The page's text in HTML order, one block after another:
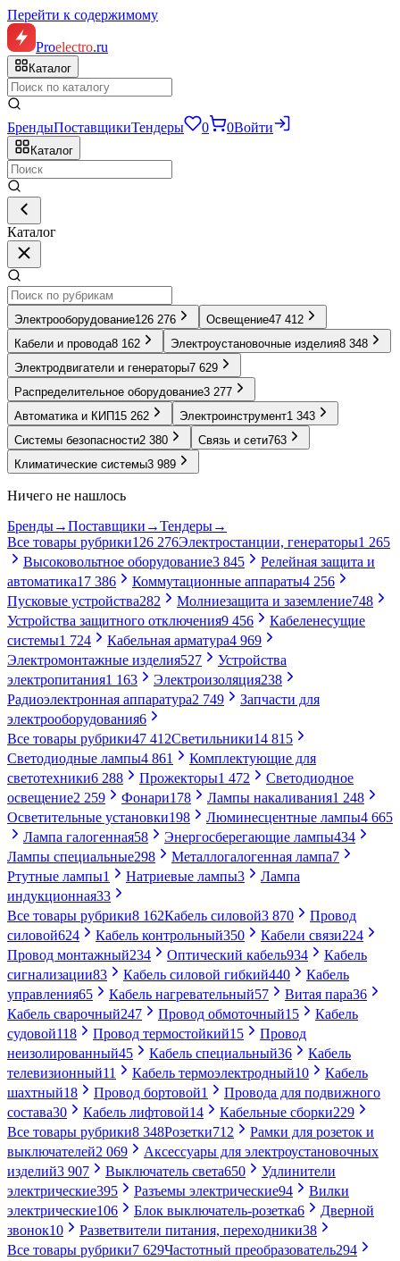
Перейти к содержимому
Proelectro.ru
Каталог
БрендыПоставщикиТендеры 0 0Войти
Каталог
Каталог
Электрооборудование126 276 Освещение47 412
Кабели и провода8 162 Электроустановочные изделия8 348
Электродвигатели и генераторы7 629
Распределительное оборудование3 277
Автоматика и КИП 15 262 Электроинструмент1 343
Системы безопасности2 380 Связь и сети763
Климатические системы3 989
Ничего не нашлось
Бренды→Поставщики →Тендеры→
Все товары рубрики126 276Электростанции, генераторы1 265
Высоковольтное оборудование3 845
Релейная защита и
автоматика17 386 Коммутационные аппараты4 256
Пусковые устройства282 Молниезащита и заземление748
Устройства защитного отключения9 456
Кабеленесущие
системы1 724 Кабельная арматура4 969
Электромонтажные изделия527
Устройства
электропитания1 163 Электроизоляция238
Радиоэлектронная аппаратура2 749
Запчасти для
электрооборудования6
Все товары рубрики47 412Светильники14 815
Светодиодные лампы4 861
Комплектующие для
светотехники6 288 Прожекторы1 472
Светодиодное
освещение2 259 Фонари178 Лампы накаливания1 248
Осветительные установки198 Люминесцентные лампы4 665
Лампа галогенная58 Энергосберегающие лампы434
Лампы специальные298 Металлогалогенная лампа7
Ртутные лампы1 Натриевые лампы3
Лампа
индукционная33
Все товары рубрики8 162Кабель силовой3 870
Провод
силовой624 Кабель контрольный350 Кабели связи224
Провод монтажный234 Оптический кабель934
Кабель
сигнализации83 Кабель силовой гибкий440
Кабель
управления65 Кабель нагревательный57 Витая пара36
Кабель сварочный247 Провод обмоточный15
Кабель
судовой118 Провод термостойкий15
Провод
неизолированный45 Кабель специальный36
Кабель
телевизионный11 Кабель термоэлектродный10
Кабель
шахтный18 Провод бортовой1
Провода для подвижного
состава30 Кабель лифтовой14 Кабельные сборки229
Все товары рубрики8 348Розетки712
Рамки для розеток и
выключателей2 069
Аксессуары для электроустановочных
изделий3 907 Выключатель света650
Удлинители
электрические395 Разъемы электрические94
Вилки
электрические106 Блок выключатель-розетка6
Дверной
звонок10 Разветвители питания, переходники38
Все товары рубрики7 629Частотный преобразователь294